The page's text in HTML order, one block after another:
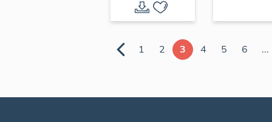
1 2 3 4 5 6 ...